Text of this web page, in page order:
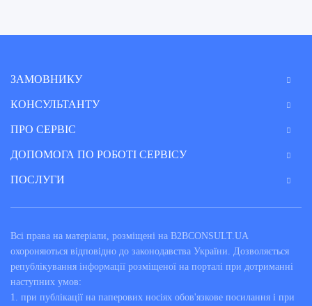
ЗАМОВНИКУ
КОНСУЛЬТАНТУ
ПРО СЕРВІС
ДОПОМОГА ПО РОБОТІ СЕРВІСУ
ПОСЛУГИ
Всі права на матеріали, розміщені на B2BCONSULT.UA
охороняються відповідно до законодавства України. Дозволяється
републікування інформації розміщеної на порталі при дотриманні
наступних умов:
1. при публікації на паперових носіях обов'язкове посилання і при